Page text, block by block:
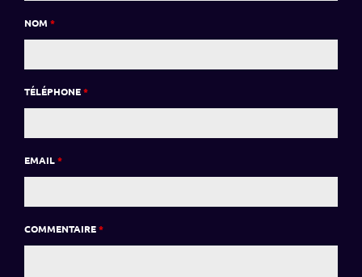
NOM *
TÉLÉPHONE*
EMAIL*
COMMENTAIRE*